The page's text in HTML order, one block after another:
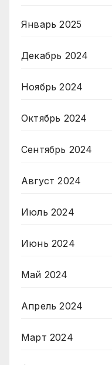
Январь 2025
Декабрь 2024
Ноябрь 2024
Октябрь 2024
Сентябрь 2024
Август 2024
Июль 2024
Июнь 2024
Май 2024
Апрель 2024
Март 2024